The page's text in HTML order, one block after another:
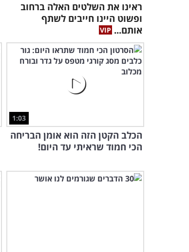
ראינו את השלטים האלה ברחוב
ופשוט היינו חייבים לשתף
אותם...
1:03
הכלב הקטן הזה הוא אומן הבריחה
הכי חמוד שראיתי עד היום!